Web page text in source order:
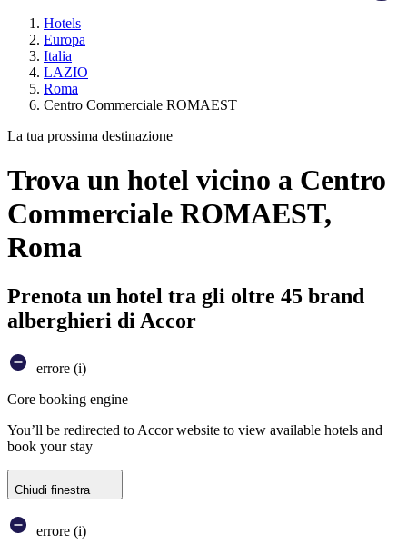
Hotels
Europa
Italia
LAZIO
Roma
Centro Commerciale ROMAEST
La tua prossima destinazione
Trova un hotel vicino a Centro
Commerciale ROMAEST,
Roma
Prenota un hotel tra gli oltre 45 brand
alberghieri di Accor
errore (i)
Core booking engine
You’ll be redirected to Accor website to view available hotels and
book your stay
Chiudi finestra
errore (i)